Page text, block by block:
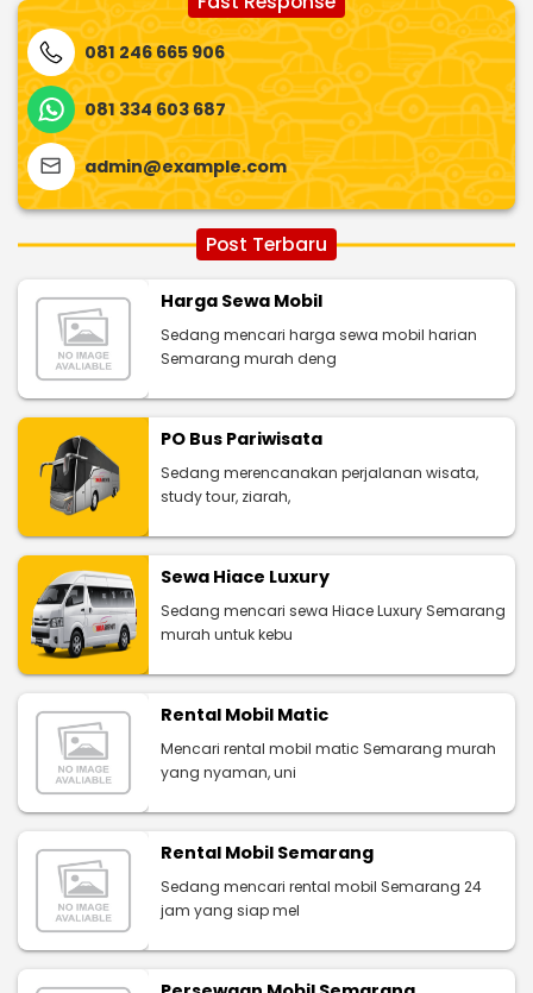
081 246 665 906
081 334 603 687
admin@example.com
Post Terbaru
Harga Sewa Mobil
Sedang mencari harga sewa mobil harian
Semarang murah deng
PO Bus Pariwisata
Sedang merencanakan perjalanan wisata,
study tour, ziarah,
Sewa Hiace Luxury
Sedang mencari sewa Hiace Luxury Semarang
murah untuk kebu
Rental Mobil Matic
Mencari rental mobil matic Semarang murah
yang nyaman, uni
Rental Mobil Semarang
Sedang mencari rental mobil Semarang 24
jam yang siap mel